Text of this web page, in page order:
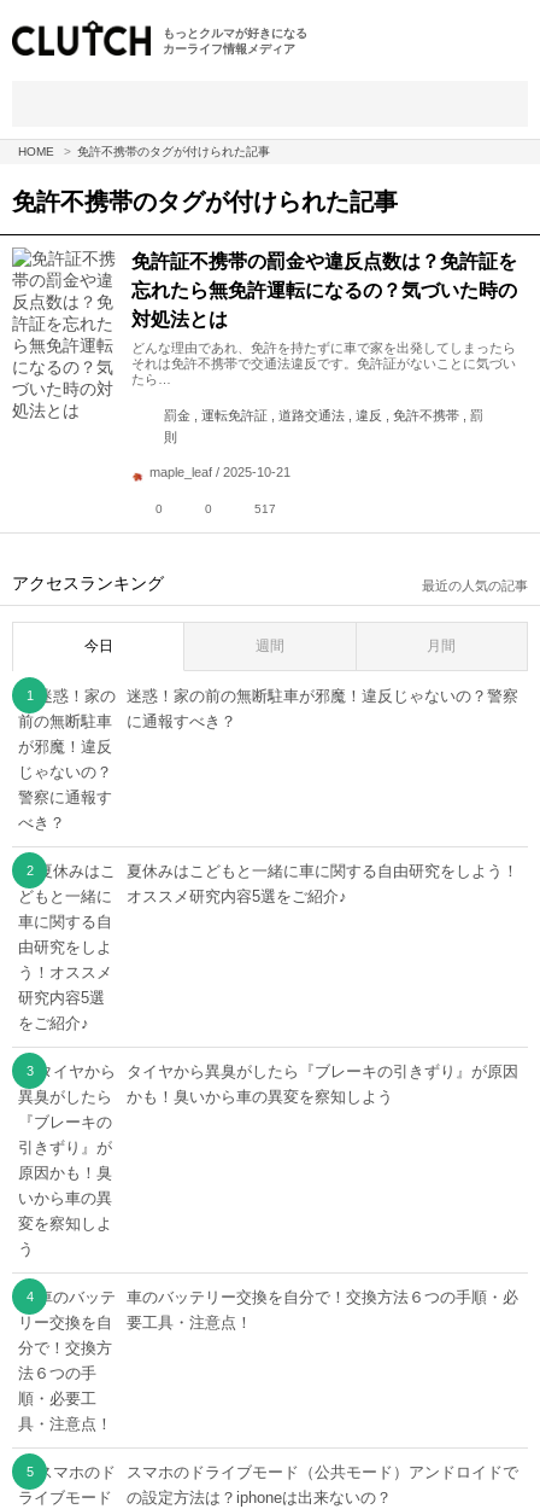
もっとクルマが好きになる
カーライフ情報メディア
HOME 免許不携帯のタグが付けられた記事
免許不携帯のタグが付けられた記事
免許証不携帯の罰金や違反点数は？免許証を
忘れたら無免許運転になるの？気づいた時の
対処法とは
どんな理由であれ、免許を持たずに車で家を出発してしまったら
それは免許不携帯で交通法違反です。免許証がないことに気づい
たら…
罰金 , 運転免許証 , 道路交通法 , 違反 , 免許不携帯 , 罰
則
maple_leaf / 2025-10-21
0 0 517
アクセスランキング 最近の人気の記事
今日 週間 月間
迷惑！家の前の無断駐車が邪魔！違反じゃないの？警察
に通報すべき？
夏休みはこどもと一緒に車に関する自由研究をしよう！
オススメ研究内容5選をご紹介♪
タイヤから異臭がしたら『ブレーキの引きずり』が原因
かも！臭いから車の異変を察知しよう
車のバッテリー交換を自分で！交換方法６つの手順・必
要工具・注意点！
スマホのドライブモード（公共モード）アンドロイドで
の設定方法は？iphoneは出来ないの？